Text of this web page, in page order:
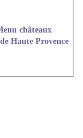
châteaux
Haute Provence